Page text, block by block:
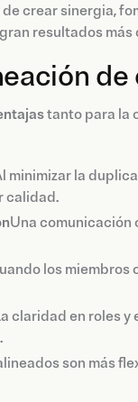
crear sinergia,
resultados
tanto para la
minimizar la
calidad.
Una comunicación
los miembros
claridad en roles
.
son más